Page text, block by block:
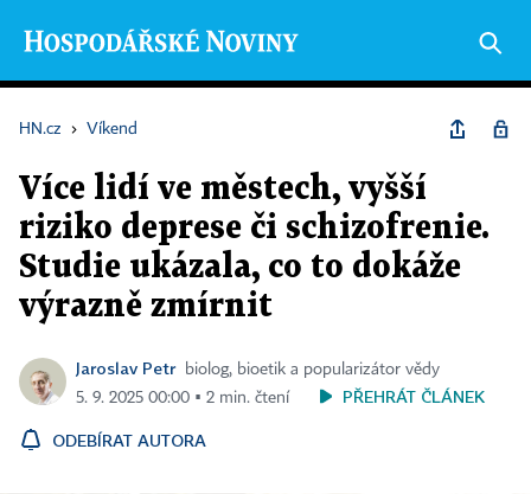
HN.cz › Víkend
Více lidí ve městech, vyšší
riziko deprese či schizofrenie.
Studie ukázala, co to dokáže
výrazně zmírnit
Jaroslav Petr
biolog, bioetik a popularizátor vědy
5. 9. 2025 00:00 ▪ 2 min. čtení
PŘEHRÁT ČLÁNEK
ODEBÍRAT AUTORA